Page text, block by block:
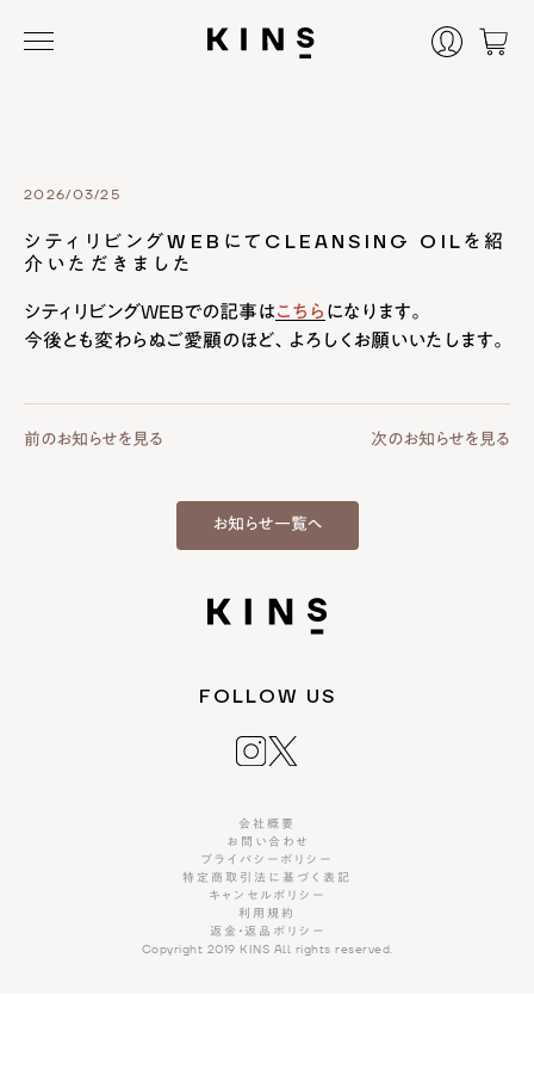
2026/03/25
シティリビングWEBにてCLEANSING OILを紹
介いただきました
シティリビングWEBでの記事はこちら になります。
今後とも変わらぬご愛顧のほど、よろしくお願いいたします。
前のお知らせを見る 次のお知らせを見る
お知らせ一覧へ
FOLLOW US
Copyright 2019 KINS All rights reserved.
会社概要
お問い合わせ
プライバシーポリシー
特定商取引法に基づく表記
キャンセルポリシー
利用規約
返金・返品ポリシー